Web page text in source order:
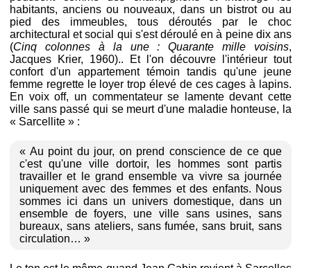
habitants, anciens ou nouveaux, dans un bistrot ou au
pied des immeubles, tous déroutés par le choc
architectural et social qui s'est déroulé en à peine dix ans
(Cinq colonnes à la une : Quarante mille voisins,
Jacques Krier, 1960).. Et l'on découvre l'intérieur tout
confort d'un appartement témoin tandis qu'une jeune
femme regrette le loyer trop élevé de ces cages à lapins.
En voix off, un commentateur se lamente devant cette
ville sans passé qui se meurt d'une maladie honteuse, la
« Sarcellite » :
« Au point du jour, on prend conscience de ce que
c'est qu'une ville dortoir, les hommes sont partis
travailler et le grand ensemble va vivre sa journée
uniquement avec des femmes et des enfants. Nous
sommes ici dans un univers domestique, dans un
ensemble de foyers, une ville sans usines, sans
bureaux, sans ateliers, sans fumée, sans bruit, sans
circulation… »